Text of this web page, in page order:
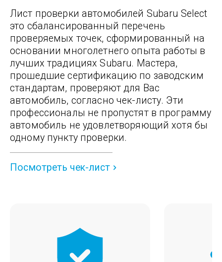
Лист проверки автомобилей Subaru Select
это сбалансированный перечень
проверяемых точек, сформированный на
основании многолетнего опыта работы в
лучших традициях Subaru. Мастера,
прошедшие сертификацию по заводским
стандартам, проверяют для Вас
автомобиль, согласно чек-листу. Эти
профессионалы не пропустят в программу
автомобиль не удовлетворяющий хотя бы
одному пункту проверки.
Посмотреть чек-лист